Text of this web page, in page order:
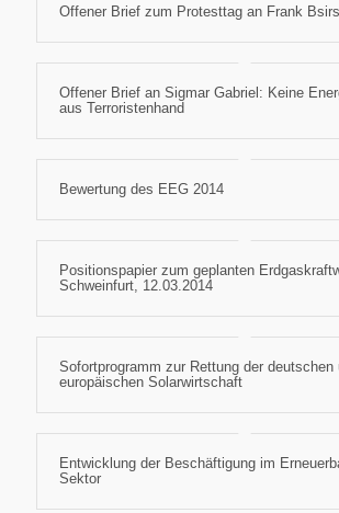
Offener Brief zum Protesttag an Frank
Offener Brief an Sigmar Gabriel: Keine
aus Terroristenhand
Bewertung des EEG 2014
Positionspapier zum geplanten
Schweinfurt, 12.03.2014
Sofortprogramm zur Rettung der deutschen
europäischen Solarwirtschaft
Entwicklung der Beschäftigung im
Sektor